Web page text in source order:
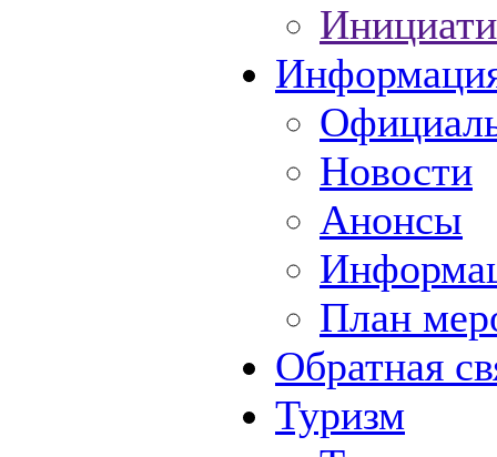
Новости
Анонсы
План
Обратная
Туризм